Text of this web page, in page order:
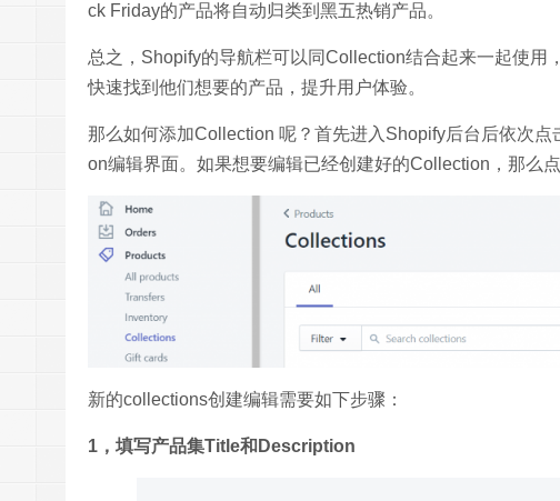
ck Friday的产品将自动归类到黑五热销产品。
总之，Shopify的导航栏可以同Collection结合起来一起使
快速找到他们想要的产品，提升用户体验。
那么如何添加Collection 呢？首先进入Shopify后台后依次点
on编辑界面。如果想要编辑已经创建好的Collection，那么
新的collections创建编辑需要如下步骤：
1，填写产品集Title和Description